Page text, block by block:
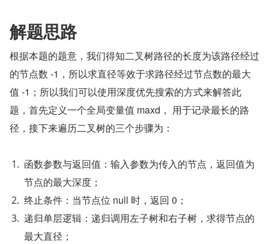
解题思路
根据本题的题意，我们得知二叉树路径的长度为该路径经过
的节点数 -1，所以求直径等效于求路径经过节点数的最大
值 -1；所以我们可以使用深度优先搜索的方式来解答此
题，首先定义一个全局变量值 maxd， 用于记录最长的路
径，接下来遍历二叉树的三个步骤为：
函数参数与返回值：输入参数为传入的节点，返回值为
节点的最大深度；
终止条件：当节点位 null 时，返回 0；
递归单层逻辑：递归调用左子树和右子树，求得节点的
最大直径；